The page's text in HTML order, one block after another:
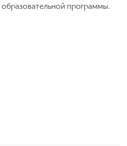
программы.